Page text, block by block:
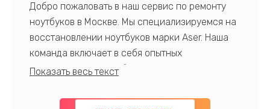
Добро пожаловать в наш сервис по ремонту
ноутбуков в Москве. Мы специализируемся на
восстановлении ноутбуков марки Aser. Наша
команда включает в себя опытных
профессионалов с обширными знаниями и
предлагаем быстрый и качественный ремонт с